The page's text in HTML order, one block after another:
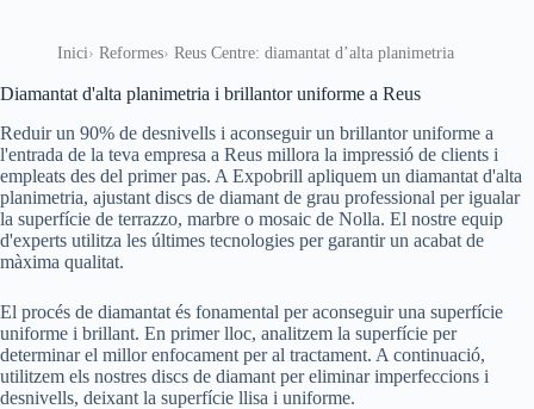
Inici Reformes Reus Centre: diamantat d’alta planimetria
Diamantat d'alta planimetria i brillantor uniforme a Reus
Reduir un 90% de desnivells i aconseguir un brillantor uniforme a
l'entrada de la teva empresa a Reus millora la impressió de clients i
empleats des del primer pas. A Expobrill apliquem un diamantat d'alta
planimetria, ajustant discs de diamant de grau professional per igualar
la superfície de terrazzo, marbre o mosaic de Nolla. El nostre equip
d'experts utilitza les últimes tecnologies per garantir un acabat de
màxima qualitat.
El procés de diamantat és fonamental per aconseguir una superfície
uniforme i brillant. En primer lloc, analitzem la superfície per
determinar el millor enfocament per al tractament. A continuació,
utilitzem els nostres discs de diamant per eliminar imperfeccions i
desnivells, deixant la superfície llisa i uniforme.